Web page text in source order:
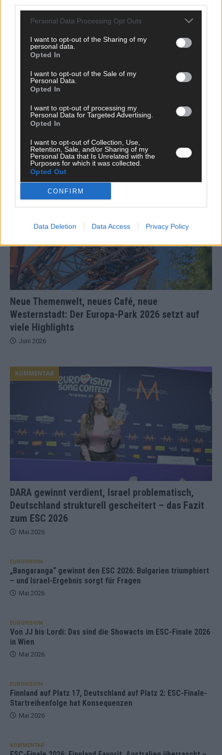
Personal Data Processing Opt Outs
I want to opt-out of the Sharing of my
personal data.
Opted In
I want to opt-out of the Sale of my
Personal Data.
Opted In
I want to opt-out of processing my
Personal Data for Targeted Advertising.
Opted In
I want to opt-out of Collection, Use,
Retention, Sale, and/or Sharing of my
Personal Data that Is Unrelated with the
Purposes for which it was collected.
Opted Out
CONFIRM
Data Deletion Data Access Privacy Policy
Vor- und Nachname
E-Mail
Benachrichtige mich über nachfolgende Kommentare via E-
Benachrichtige mich über neue Beiträge via E-Mail.
JETZT ANGESAGT
Neue Themenwelt, neues Café, neue
Westernstadt: Der Europa-Park 2026 setzt auf
viele Highlights
EXTRA
Juni 2026
DARA gewinnt verdient, Israel problematisch,
Deutschland strukturell gescheitert – das Fazit
zum ESC 2026
KOMMENTAR
Mai 2026
EUROVISION
„Bangaranga“ gewinnt den ESC 2026: Bulgarien triumphiert
– und Israel-Ergebnis sorgt für Fragen
Mai 2026
EUROVISION
Von JJ bis Lordi: Das sind die Showacts im ESC-Finale 2026
in Wien
Mai 2026
EUROVISION
Finnland auf Platz 17, Deutschland auf Platz 2: ESC-Finale-
Startreihenfolge hat Konsequenzen
Mai 2026
KOMMENTAR